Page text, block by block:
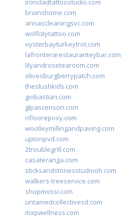
ironcladtattoostudio.com
bruinshome.com
annascleaningsvc.com
wolfcitytattoo.com
oysterbayturkeytrot.com
lafronterarestauranteybar.com
lilyandrosetearoom.com
olivesburgberrypatch.com
theslushkids.com
giobastian.com
glpascensori.com
rifloorepoxy.com
woolleymillingandpaving.com
uptonpvd.com
2troublegrill.com
casateranga.com
sticksandstonesstudiooh.com
walkers-treeservice.com
shopmossi.com
untamedcollectivesd.com
mxpwellness.com